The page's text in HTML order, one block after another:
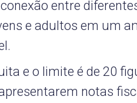
entre
e adultos em um
e o limite é de 20
notas